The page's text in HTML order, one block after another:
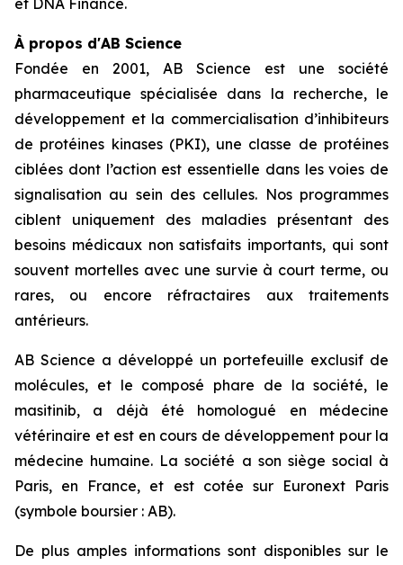
et DNA Finance.
À propos d'AB Science
Fondée en 2001, AB Science est une société
pharmaceutique spécialisée dans la recherche, le
développement et la commercialisation d’inhibiteurs
de protéines kinases (PKI), une classe de protéines
ciblées dont l’action est essentielle dans les voies de
signalisation au sein des cellules. Nos programmes
ciblent uniquement des maladies présentant des
besoins médicaux non satisfaits importants, qui sont
souvent mortelles avec une survie à court terme, ou
rares, ou encore réfractaires aux traitements
antérieurs.
AB Science a développé un portefeuille exclusif de
molécules, et le composé phare de la société, le
masitinib, a déjà été homologué en médecine
vétérinaire et est en cours de développement pour la
médecine humaine. La société a son siège social à
Paris, en France, et est cotée sur Euronext Paris
(symbole boursier : AB).
De plus amples informations sont disponibles sur le